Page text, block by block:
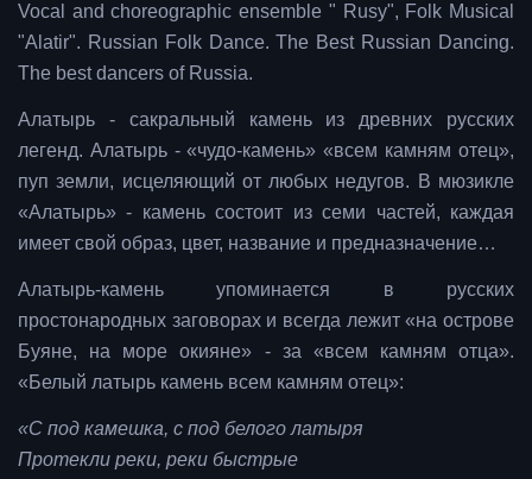
Vocal and choreographic ensemble " Rusy", Folk Musical
"Alatir". Russian Folk Dance. The Best Russian Dancing.
The best dancers of Russia.
Алатырь - сакральный камень из древних русских
легенд. Алатырь - «чудо-камень» «всем камням отец»,
пуп земли, исцеляющий от любых недугов. В мюзикле
«Алатырь» - камень состоит из семи частей, каждая
имеет свой образ, цвет, название и предназначение…
Алатырь-камень упоминается в русских
простонародных заговорах и всегда лежит «на острове
Буяне, на море окияне» - за «всем камням отца».
«Белый латырь камень всем камням отец»:
«С под камешка, с под белого латыря
Протекли реки, реки быстрые